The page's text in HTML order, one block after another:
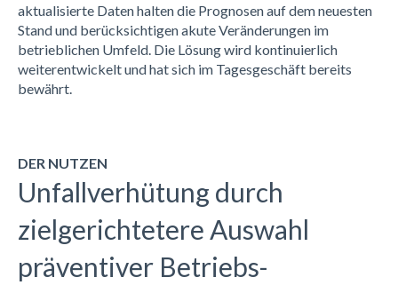
aktualisierte Daten halten die Prognosen auf dem neuesten
Stand und berücksichtigen akuteVeränderungen im
betrieblichen Umfeld. Die Lösung wird kontinuierlich
weiterentwickelt und hat sich im Tagesgeschäft bereits
bewährt.
DER NUTZEN
Unfallverhütung durch
zielgerichtetere Auswahl
präventiver Betriebs-